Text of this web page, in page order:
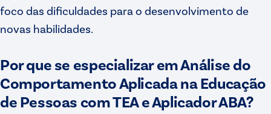
foco das dificuldades para o desenvolvimento de
novas habilidades.
Por que se especializar em Análise do
Comportamento Aplicada na Educação
de Pessoas com TEA e Aplicador ABA?